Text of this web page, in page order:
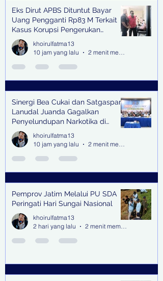
Recent Posts
Eks Dirut APBS Dituntut Bayar
Uang Pengganti Rp83 M Terkait
Kasus Korupsi Pengerukan
Tanjung Perak
khoirulfatma13
10 jam yang lalu
2 menit membaca
Sinergi Bea Cukai dan Satgaspam
Lanudal Juanda Gagalkan
Penyelundupan Narkotika di
Bandara Juanda
khoirulfatma13
10 jam yang lalu
2 menit membaca
Pemprov Jatim Melalui PU SDA
Peringati Hari Sungai Nasional
khoirulfatma13
2 hari yang lalu
2 menit membaca